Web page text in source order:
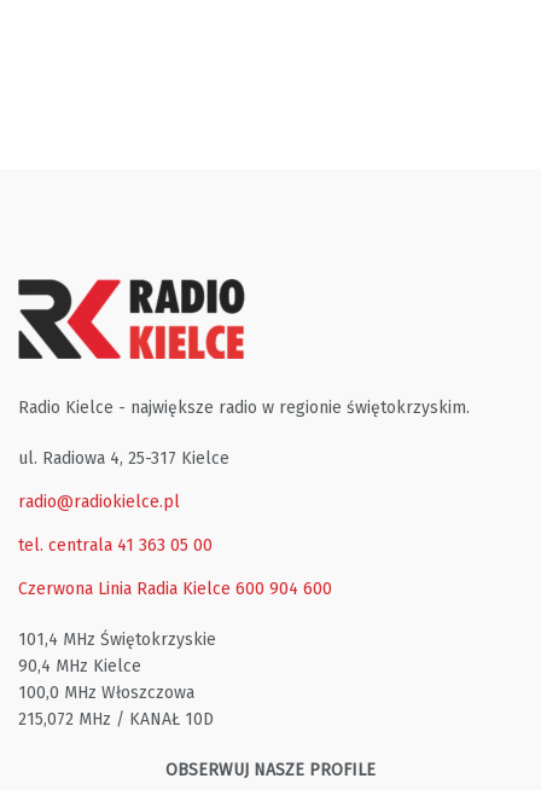
Radio Kielce - największe radio w regionie świętokrzyskim.
ul. Radiowa 4, 25-317 Kielce
radio@radiokielce.pl
tel. centrala 41 363 05 00
Czerwona Linia Radia Kielce 600 904 600
101,4 MHz Świętokrzyskie
90,4 MHz Kielce
100,0 MHz Włoszczowa
215,072 MHz / KANAŁ 10D
OBSERWUJ NASZE PROFILE